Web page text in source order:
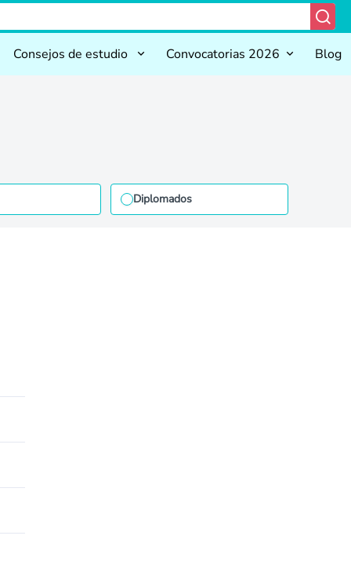
Consejos de estudio Convocatorias 2026 Blog
Diplomados